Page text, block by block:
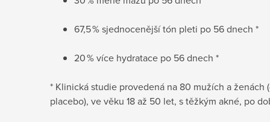
67,5 % sjednocenější tón pleti po 56 dnech *
20 % více hydratace po 56 dnech *
* Klinická studie provedená na 80 mužích a
placebo), ve věku 18 až 50 let, s těžkým akné, po